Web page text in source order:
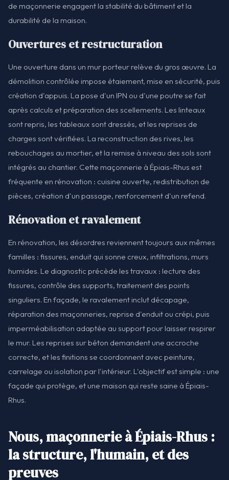
de maçonnerie engagent la stabilité du bâtiment et la
durabilité de la maison.
Ouvertures et restructuration
Une ouverture dans un mur porteur relève du gros œuvre. La
démolition contrôlée impose étaiement, mise en sécurité, puis
création d'appuis. La pose d'un IPN ou d'une poutre se fait
après calculs et préparation des scellements. Les linteaux
sont repris, les tableaux sont dressés, et les reprises de
charges sont vérifiées. La reconstruction des rives, les
rebouchages au mortier, et la remise à niveau des sols sont
intégrés au chantier. Cette maçonnerie à Épiais-Rhus est
fréquente en rénovation : cuisine ouverte, redistribution de
pièces, création d'un passage, renforcement d'un refend.
Rénovation et ravalement
En rénovation, les désordres reviennent toujours aux mêmes
familles : fissures, enduit qui sonne creux, infiltrations, murs
humides. Le diagnostic précède les travaux : lecture des
fissures, contrôle des supports, traitement des points
singuliers. En façade, le ravalement inclut décapage,
réparation des maçonneries, reprise d'enduit ou crépi, puis
imperméabilisation adaptée au support pour laisser respirer
le mur. Les reprises sur béton demandent une accroche
correcte, et les finitions se coordonnent avec peinture,
carrelage ou isolation par l'intérieur. L'objectif est simple : une
façade qui protège, et une maison qui reste saine à Épiais-
Rhus.
Nous, maçonnerie à Épiais-Rhus :
la structure, l'humain, et des
preuves